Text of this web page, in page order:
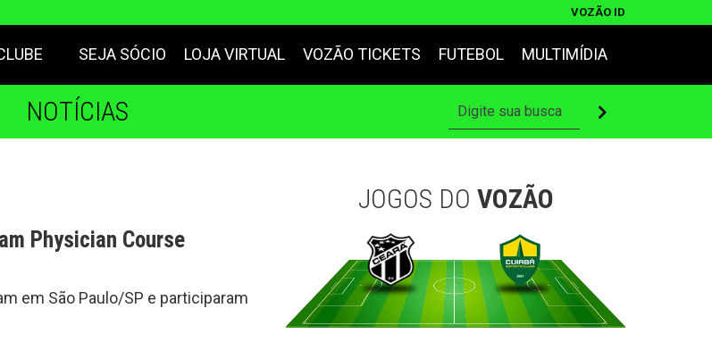
VOZÃO ID
SEJA SÓCIO LOJA VIRTUAL VOZÃO TICKETS FUTEBOL MULTIMÍDIA
NOTÍCIAS
Physician Course
em São Paulo/SP e participaram
JOGOS DO VOZÃO